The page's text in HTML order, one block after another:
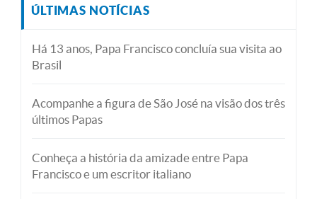
ÚLTIMAS NOTÍCIAS
Há 13 anos, Papa Francisco concluía sua visita ao
Brasil
Acompanhe a figura de São José na visão dos três
últimos Papas
Conheça a história da amizade entre Papa
Francisco e um escritor italiano